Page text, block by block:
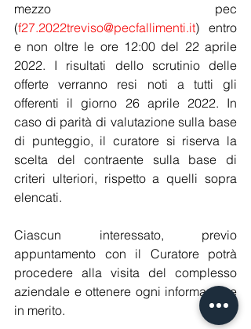
mezzo pec
(f27.2022treviso@pecfallimenti.it) entro
e non oltre le ore 12:00 del 22 aprile
2022. I risultati dello scrutinio delle
offerte verranno resi noti a tutti gli
offerenti il giorno 26 aprile 2022. In
caso di parità di valutazione sulla base
di punteggio, il curatore si riserva la
scelta del contraente sulla base di
criteri ulteriori, rispetto a quelli sopra
elencati.
Ciascun interessato, previo
appuntamento con il Curatore potrà
procedere alla visita del complesso
aziendale e ottenere ogni informazione
in merito.